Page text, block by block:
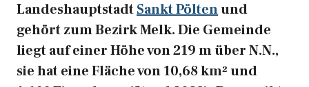
LandeshauptstadtSankt Pöltenund
gehört zum Bezirk Melk. Die Gemeinde
liegt auf einer Höhe von 219 m über N.N.,
sie hat eine Fläche von 10,68 km² und